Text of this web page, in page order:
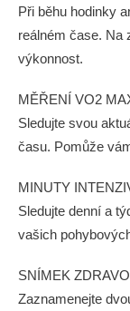
Při běhu hodinky
reálném čase. Na
výkonnost.
MĚŘENÍ VO2
Sledujte svou
času. Pomůže
MINUTY
Sledujte denní a
vašich
SNÍMEK
Zaznamenejte